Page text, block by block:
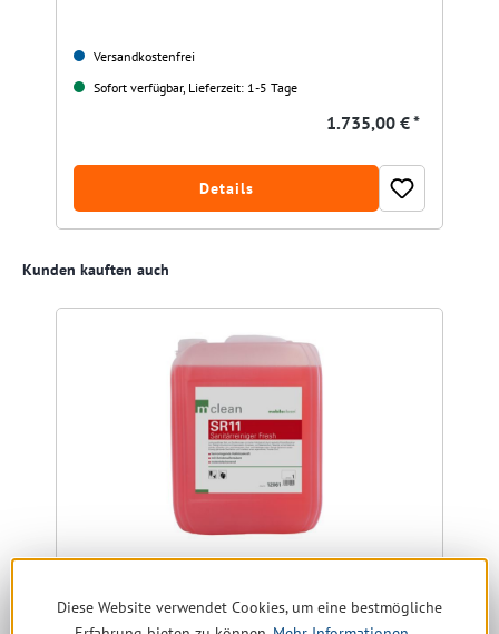
Versandkostenfrei
Sofort verfügbar, Lieferzeit: 1-5 Tage
1.735,00 € *
Details
Produktgalerie überspringen
Kunden kauften auch
mclean Sanitärreiniger Fresh SR11 10 ltr.
Diese Website verwendet Cookies, um eine bestmögliche